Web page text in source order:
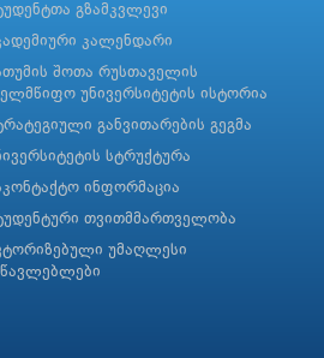
გზამკვლევი
კალენდარი
შოთა რუსთაველის
უნივერსიტეტის ისტორია
განვითარების გეგმა
სტრუქტურა
ინფორმაცია
თვითმმართველობა
უმაღლესი